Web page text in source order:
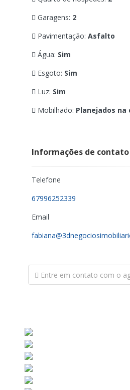
Garagens: 2
Pavimentação: Asfalto
Água: Sim
Esgoto: Sim
Luz: Sim
Mobilhado: Planejados na
Informações de contato
Telefone
67996252339
Email
Entre em contato com o